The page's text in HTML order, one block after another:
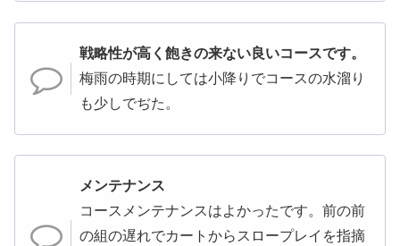
戦略性が高く飽きの来ない良いコースです。
梅雨の時期にしては小降りでコースの水溜り
も少しでぢた。
メンテナンス
コースメンテナンスはよかったです。前の前
の組の遅れでカートからスロープレイを指摘